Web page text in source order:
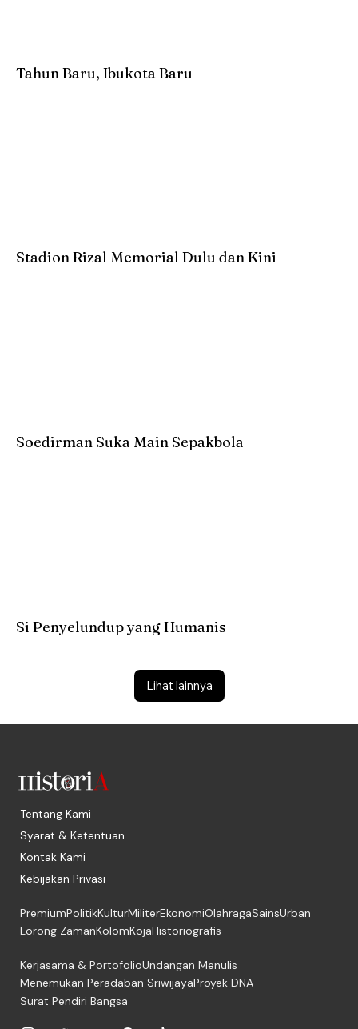
Lihat lainnya
Tahun Baru, Ibukota Baru
Stadion Rizal Memorial Dulu dan Kini
Soedirman Suka Main Sepakbola
Si Penyelundup yang Humanis
Tentang Kami
Syarat & Ketentuan
Kontak Kami
Kebijakan Privasi
PremiumPolitikKulturMiliterEkonomiOlahragaSainsUrban
Lorong ZamanKolomKojaHistoriografis
Kerjasama & PortofolioUndangan Menulis
Menemukan Peradaban SriwijayaProyek DNA
Surat Pendiri Bangsa